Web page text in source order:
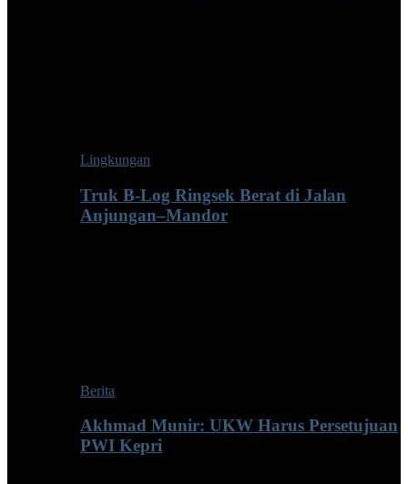
Lingkungan
Truk B-Log Ringsek Berat di Jalan
Anjungan–Mandor
Berita
Akhmad Munir: UKW Harus Persetujuan
PWI Kepri